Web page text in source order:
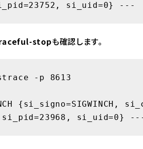
si_uid=0} ---
stopも確認します。
-p 8613
{si_signo=SIGWINCH,
si_pid=23968, si_uid=0}